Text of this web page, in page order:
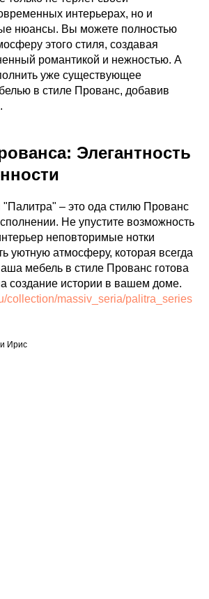
интерьерах, но и
нюансы. Вы можете полностью
этого стиля, создавая
романтикой и нежностью. А
уже существующее
в стиле Прованс, добавив
Элегантность
"Палитра" – это ода стилю Прованс
Не упустите возможность
неповторимые нотки
уютную атмосферу, которая всегда
мебель в стиле Прованс готова
создание истории в вашем доме.
collection/massiv_seria/palitra_series
Ирис